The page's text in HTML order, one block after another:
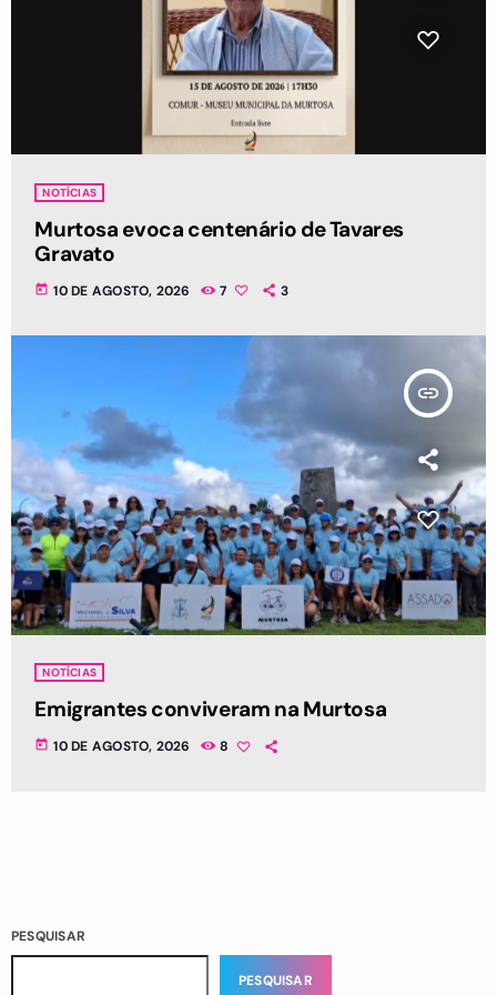
NOTÍCIAS
Murtosa evoca centenário de Tavares
Gravato
today 10 DE AGOSTO, 2026 7 3
insert_link
NOTÍCIAS
Emigrantes conviveram na Murtosa
today 10 DE AGOSTO, 2026 8
PESQUISAR
PESQUISAR